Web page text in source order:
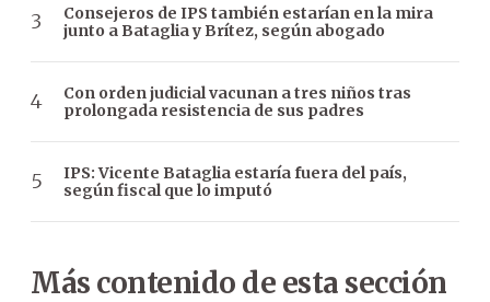
Consejeros de IPS también estarían en la mira
junto a Bataglia y Brítez, según abogado
Con orden judicial vacunan a tres niños tras
prolongada resistencia de sus padres
IPS: Vicente Bataglia estaría fuera del país,
según fiscal que lo imputó
Más contenido de esta sección